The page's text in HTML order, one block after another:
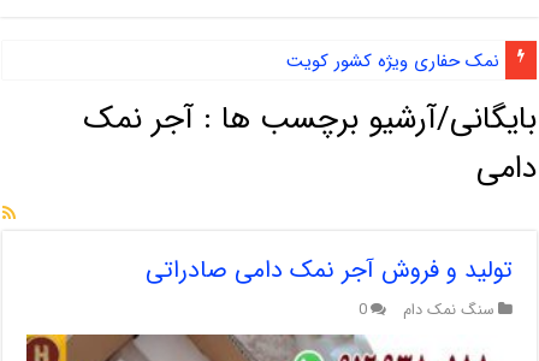
نمک حفاری ویژه کشور کویت
بایگانی/آرشیو برچسب ها : آجر نمک
دامی
تولید و فروش آجر نمک دامی صادراتی
سنگ نمک دام 0